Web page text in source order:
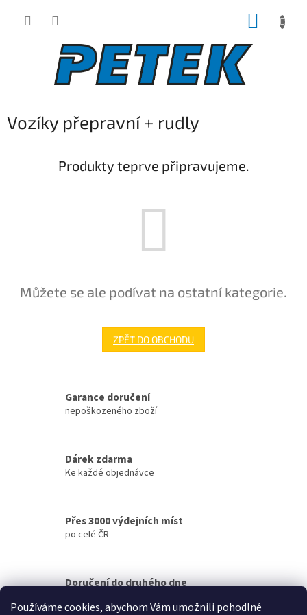
Používáme cookies, abychom Vám umožnili pohodlné
Vozíky přepravní + rudly
Produkty teprve připravujeme.
Můžete se ale podívat na ostatní kategorie.
ZPĚT DO OBCHODU
Garance doručení
nepoškozeného zboží
Dárek zdarma
Ke každé objednávce
Přes 3000 výdejních míst
po celé ČR
Doručení do druhého dne